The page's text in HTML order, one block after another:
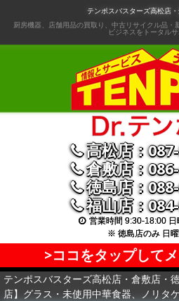
動
テンポスバスターズ高松店
厨房機器、店舗用品の買取り、中古リサイクル品
ビジネスをトータルサ
高松店：
倉敷店：
徳島店：
福山店：
営業時間 9:30-18:00
※ 徳島店のみ 日
>ココをタップして
テンポスバスターズ高松店・倉敷店・
店】グラス・未使用中華食器、ノリタ